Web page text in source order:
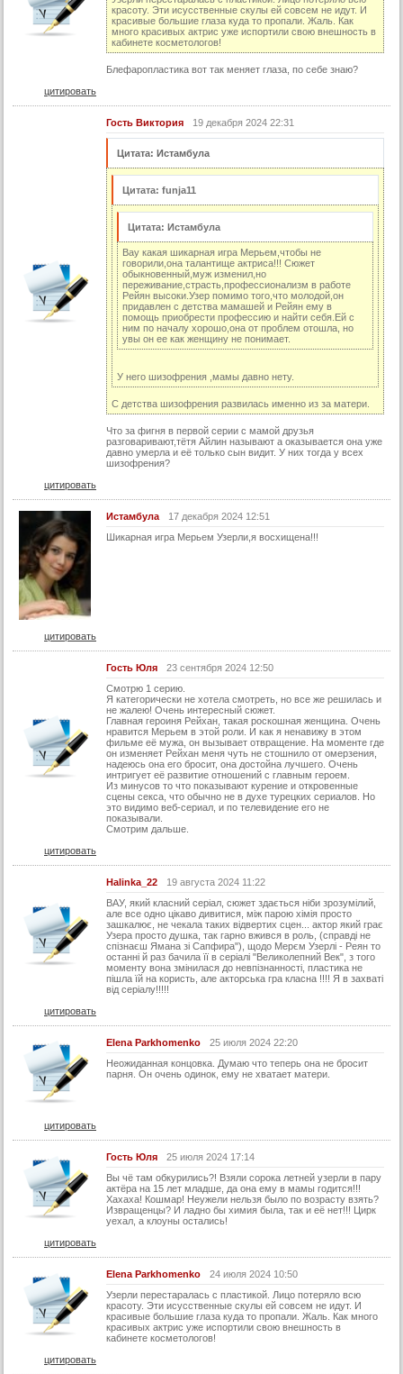
красоту. Эти исусственные скулы ей совсем не идут. И
красивые большие глаза куда то пропали. Жаль. Как
много красивых актрис уже испортили свою внешность в
кабинете косметологов!
Блефаропластика вот так меняет глаза, по себе знаю?
цитировать
Гость Виктория 19 декабря 2024 22:31
Цитата: Истамбула
Цитата: funja11
Цитата: Истамбула
Вау какая шикарная игра Мерьем,чтобы не
говорили,она талантище актриса!!! Сюжет
обыкновенный,муж изменил,но
переживание,страсть,профессионализм в работе
Рейян высоки.Узер помимо того,что молодой,он
придавлен с детства мамашей и Рейян ему в
помощь приобрести профессию и найти себя.Ей с
ним по началу хорошо,она от проблем отошла, но
увы он ее как женщину не понимает.
У него шизофрения ,мамы давно нету.
С детства шизофрения развилась именно из за матери.
Что за фигня в первой серии с мамой друзья
разговаривают,тётя Айлин называют а оказывается она уже
давно умерла и её только сын видит. У них тогда у всех
шизофрения?
цитировать
Истамбула
17 декабря 2024 12:51
Шикарная игра Мерьем Узерли,я восхищена!!!
цитировать
Гость Юля
23 сентября 2024 12:50
Смотрю 1 серию.
Я категорически не хотела смотреть, но все же решилась и
не жалею! Очень интересный сюжет.
Главная героиня Рейхан, такая роскошная женщина. Очень
нравится Мерьем в этой роли. И как я ненавижу в этом
фильме её мужа, он вызывает отвращение. На моменте где
он изменяет Рейхан меня чуть не стошнило от омерзения,
надеюсь она его бросит, она достойна лучшего. Очень
интригует её развитие отношений с главным героем.
Из минусов то что показывают курение и откровенные
сцены секса, что обычно не в духе турецких сериалов. Но
это видимо веб-сериал, и по телевидение его не
показывали.
Смотрим дальше.
цитировать
Halinka_22
19 августа 2024 11:22
ВАУ, який класний серіал, сюжет здається ніби зрозумілий,
але все одно цікаво дивитися, між парою хімія просто
зашкалює, не чекала таких відвертих сцен... актор який грає
Узера просто душка, так гарно вжився в роль, (справді не
спізнаєш Ямана зі Сапфира"), щодо Мерєм Узерлі - Реян то
останні й раз бачила її в серіалі "Великолепний Век", з того
моменту вона змінилася до невпізнанності, пластика не
пішла їй на користь, але акторська гра класна !!!! Я в захваті
від серіалу!!!!!
цитировать
Elena Parkhomenko
25 июля 2024 22:20
Неожиданная концовка. Думаю что теперь она не бросит
парня. Он очень одинок, ему не хватает матери.
цитировать
Гость Юля
25 июля 2024 17:14
Вы чё там обкурились?! Взяли сорока летней узерли в пару
актёра на 15 лет младше, да она ему в мамы годится!!!
Хахаха! Кошмар! Неужели нельзя было по возрасту взять?
Извращенцы? И ладно бы химия была, так и её нет!!! Цирк
уехал, а клоуны остались!
цитировать
Elena Parkhomenko
24 июля 2024 10:50
Узерли перестаралась с пластикой. Лицо потеряло всю
красоту. Эти исусственные скулы ей совсем не идут. И
красивые большие глаза куда то пропали. Жаль. Как много
красивых актрис уже испортили свою внешность в
кабинете косметологов!
цитировать